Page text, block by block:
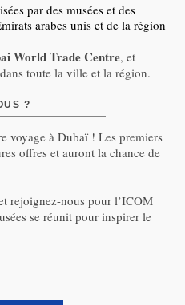
par des musées et des
arabes unis et de la région
World Trade Centre, et
toute la ville et la région.
?
voyage à Dubaï ! Les premiers
offres et auront la chance de
rejoignez-nous pour l’ICOM
se réunit pour inspirer le